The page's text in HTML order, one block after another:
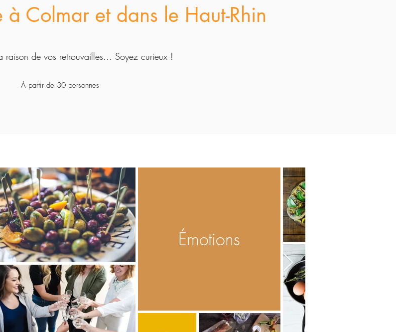
à Colmar et dans le Haut-Rhin
raison de vos retrouvailles... Soyez curieux !
À partir de 30 personnes
Émotions